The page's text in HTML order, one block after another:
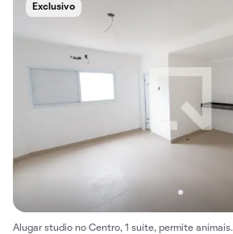
Exclusivo
Alugar studio no Centro, 1 suíte, permite animais.